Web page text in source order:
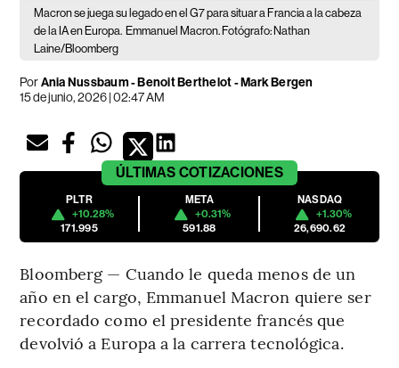
Macron se juega su legado en el G7 para situar a Francia a la cabeza
de la IA en Europa. Emmanuel Macron. Fotógrafo: Nathan
Laine/Bloomberg
PorAnia Nussbaum - Benoit Berthelot - Mark Bergen
15 de junio, 2026 | 02:47 AM
ÚLTIMAS COTIZACIONES
PLTR
+10.28%
171.995
META
+0.31%
591.88
NASDAQ
+1.30%
26,690.62
Bloomberg — Cuando le queda menos de un
año en el cargo, Emmanuel Macron quiere ser
recordado como el presidente francés que
devolvió a Europa a la carrera tecnológica.